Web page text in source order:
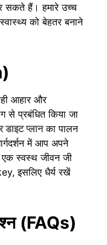
सकते हैं। हमारे उच्च
को बेहतर बनाने
आहार और
से प्रबंधित किया जा
डाइट प्लानका पालन
में आप अपने
स्वस्थ जीवन जी
इसलिए धैर्य रखें
(FAQs)